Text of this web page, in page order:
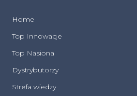
Home
Top Innowacje
Top Nasiona
Dystrybutorzy
Strefa wiedzy